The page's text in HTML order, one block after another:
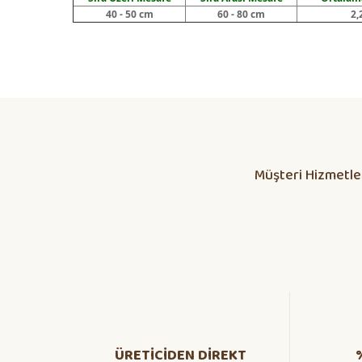
40 - 50 cm
60 - 80 cm
ADEM BARAN | 26/06/2026
Müşteri
ÜRETİCİDEN DİREKT